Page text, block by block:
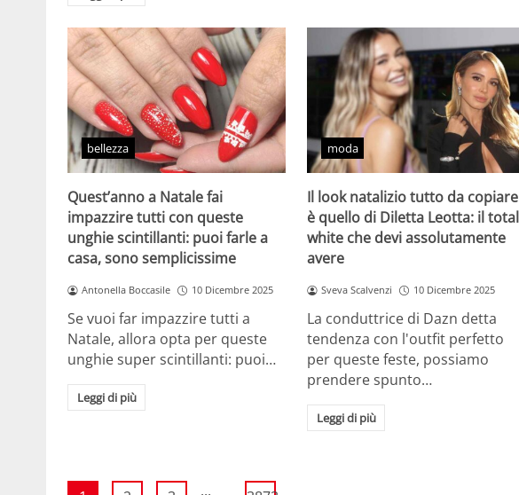
bellezza
Quest’anno a Natale fai
impazzire tutti con queste
unghie scintillanti: puoi farle a
casa, sono semplicissime
Antonella Boccasile 10 Dicembre 2025
Se vuoi far impazzire tutti a
Natale, allora opta per queste
unghie super scintillanti: puoi…
Leggi di più
moda
Il look natalizio tutto da copiare
è quello di Diletta Leotta: il total
white che devi assolutamente
avere
Sveva Scalvenzi 10 Dicembre 2025
La conduttrice di Dazn detta
tendenza con l'outfit perfetto
per queste feste, possiamo
prendere spunto…
Leggi di più
...